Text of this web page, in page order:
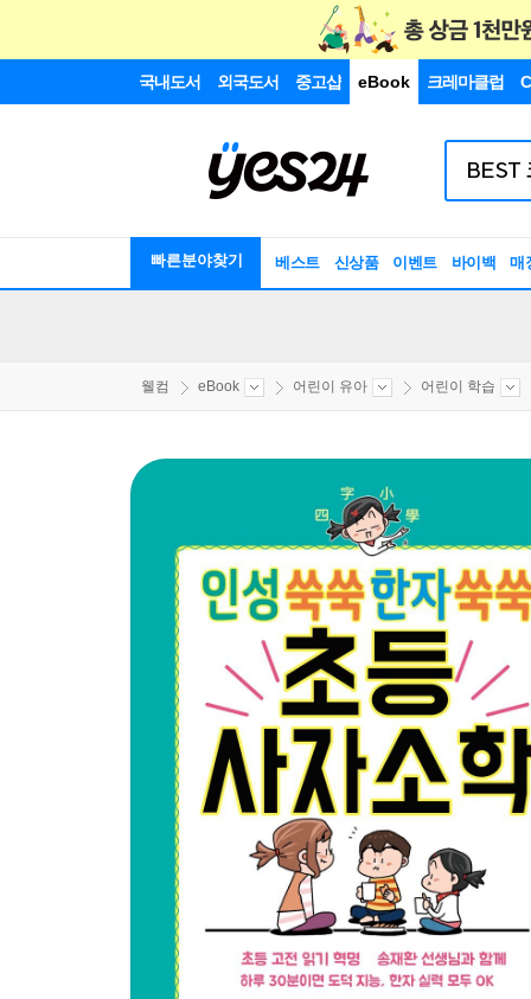
국내도서 외국도서 중고샵 eBook 크레마클럽
빠른분야찾기 베스트 신상품 이벤트 바이백 매
웰컴 eBook 어린이 유아 어린이 학습